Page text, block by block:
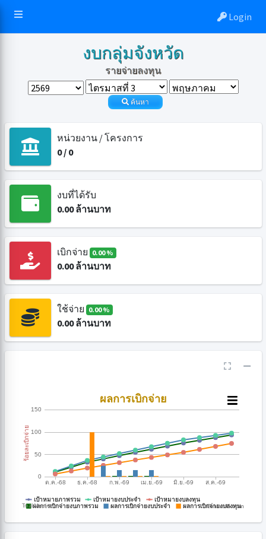
Login
งบกลุ่มจังหวัด
รายจ่ายลงทุน
ค้นหา
หน่วยงาน / โครงการ
0/ 0
งบที่ได้รับ
0.00ล้านบาท
เบิกจ่าย 0.00 %
0.00ล้านบาท
ใช้จ่าย 0.00 %
0.00ล้านบาท
CanvasJS.com